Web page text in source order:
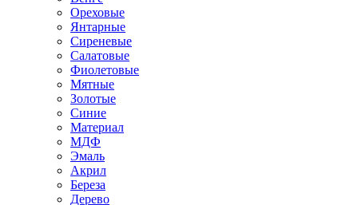
Ореховые
Янтарные
Сиреневые
Салатовые
Фиолетовые
Мятные
Золотые
Синие
Материал
МДФ
Эмаль
Акрил
Береза
Дерево